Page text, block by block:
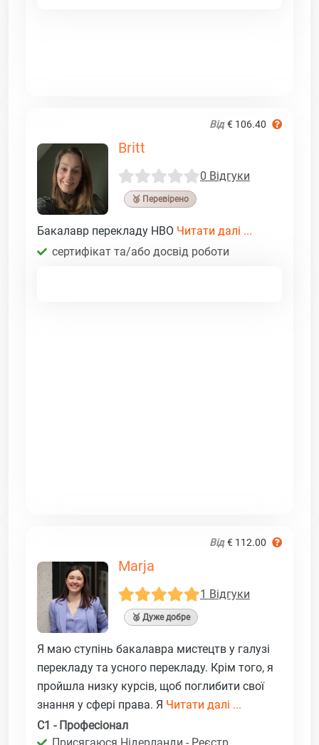
Від € 106.40
Britt
0 Відгуки
🥉 Перевірено
Бакалавр перекладу HBO Читати далі ...
сертифікат та/або досвід роботи
Від € 112.00
Marja
1 Відгуки
🥈 Дуже добре
Я маю ступінь бакалавра мистецтв у галузі
перекладу та усного перекладу. Крім того, я
пройшла низку курсів, щоб поглибити свої
знання у сфері права. Я Читати далі ...
C1 - Професіонал